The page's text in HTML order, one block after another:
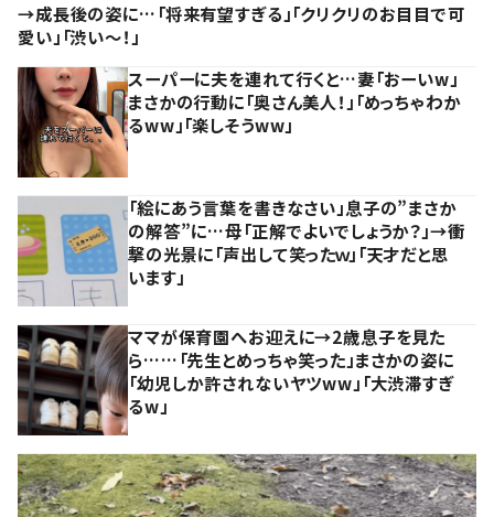
→成長後の姿に…「将来有望すぎる」「クリクリのお目目で可
愛い」「渋い～！」
スーパーに夫を連れて行くと…妻「おーいw」
まさかの行動に「奥さん美人！」「めっちゃわか
るww」「楽しそうww」
「絵にあう言葉を書きなさい」息子の”まさか
の解答”に…母「正解でよいでしょうか？」→衝
撃の光景に「声出して笑ったｗ」「天才だと思
います」
ママが保育園へお迎えに→2歳息子を見た
ら……「先生とめっちゃ笑った」まさかの姿に
「幼児しか許されないヤツww」「大渋滞すぎ
るw」